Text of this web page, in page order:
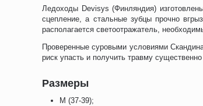
Ледоходы Devisys (Финляндия)
сцепление, а стальные зубцы прочно
располагается светоотражатель,
Проверенные суровыми условиями
риск упасть и получить травму
Размеры
M (37-39);